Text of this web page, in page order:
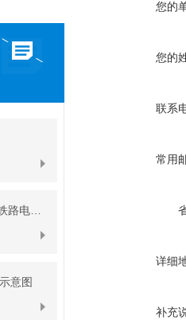
意图
您的
您的
联系
常用
详细
补充